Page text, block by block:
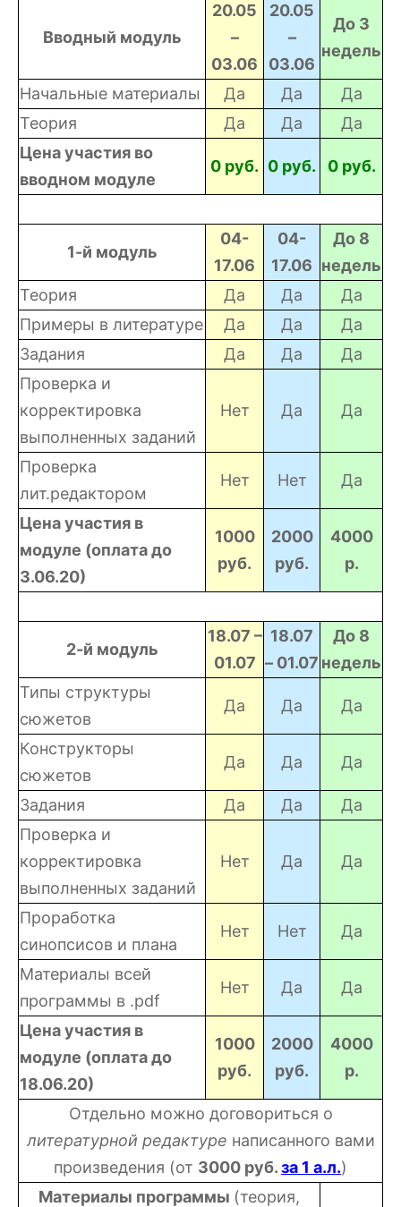
Вводный модуль
20.05
–
03.06
20.05
–
03.06
До 3
недель
Начальные материалы Да Да
Да
Теория
Да Да
Да
Цена участия во
вводном модуле
0 руб. 0 руб. 0 руб.
1-й модуль
04-
17.06
04-
17.06
До 8
недель
Теория
Да Да
Да
Примеры в литературе
Да Да
Да
Задания
Да Да
Да
Проверка и
корректировка
выполненных заданий
Нет Да Да
Проверка
лит.редактором
Нет Нет Да
Цена участия в
модуле (оплата до
3.06.20)
1000
руб.
2000
руб.
4000
р.
2-й модуль
18.07 –
01.07
18.07
– 01.07
До 8
недель
Типы структуры
сюжетов
Да Да Да
Конструкторы
сюжетов
Да Да Да
Задания Да Да
Да
Проверка и
корректировка
выполненных заданий
Нет Да Да
Проработка
синопсисов и плана
Нет Нет Да
Материалы всей
программы в .pdf
Нет Да Да
Цена участия в
модуле (оплата до
18.06.20)
1000
руб.
2000
руб.
4000
р.
Отдельно можно договориться о
литературной редактуре написанного вами
произведения (от 3000 руб.за 1 а.л.)
Материалы программы (теория,